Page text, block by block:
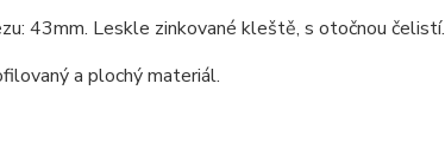
43mm. Leskle zinkované kleště, s otočnou čelistí.
a plochý materiál.